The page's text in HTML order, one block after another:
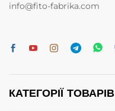
info@fito-fabrika.com
КАТЕГОРІЇ ТОВАРІВ